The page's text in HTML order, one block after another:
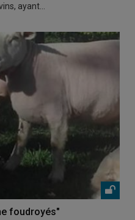
ayant…
foudroyés"